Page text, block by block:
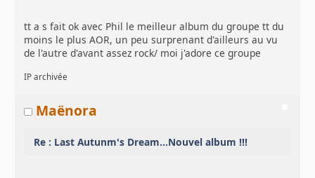
tt a s fait ok avec Phil le meilleur album du groupe tt du
moins le plus AOR, un peu surprenant d'ailleurs au vu
de l'autre d'avant assez rock/ moi j'adore ce groupe
IP archivée
Maënora
Re : Last Autunm's Dream...Nouvel album !!!